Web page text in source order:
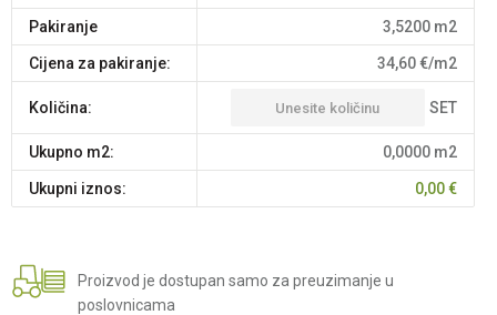
pakiranje 3,5200 m2
Cijena za pakiranje: 34,60€/m2
Količina: SET
Ukupno m2: 0,0000 m2
Ukupni iznos: 0,00€
Proizvod je dostupan samo za preuzimanje u
poslovnicama